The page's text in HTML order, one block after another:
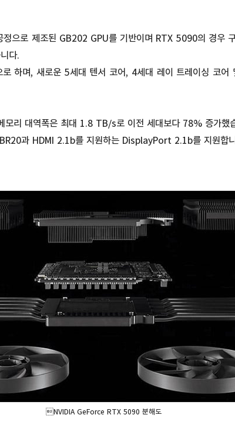
으로 제조된 GB202 GPU를 기반이며 RTX 5090의 경우
다.
하며, 새로운 5세대 텐서 코어, 4세대 레이 트레이싱 코어
모리 대역폭은 최대 1.8 TB/s로 이전 세대보다 78% 증가했
과 HDMI 2.1b를 지원하는 DisplayPort 2.1b를 지원합
NVIDIA GeForce RTX 5090 분해도